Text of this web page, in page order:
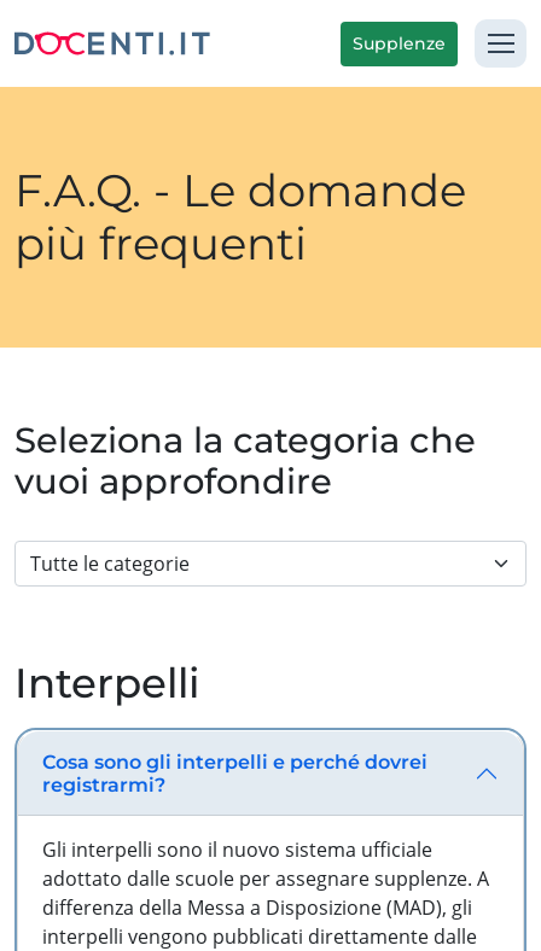
Supplenze
F.A.Q. - Le domande
più frequenti
Seleziona la categoria che
vuoi approfondire
Interpelli
Cosa sono gli interpelli e perché dovrei
registrarmi?
Gli interpelli sono il nuovo sistema ufficiale
adottato dalle scuole per assegnare supplenze. A
differenza della Messa a Disposizione (MAD), gli
interpelli vengono pubblicati direttamente dalle